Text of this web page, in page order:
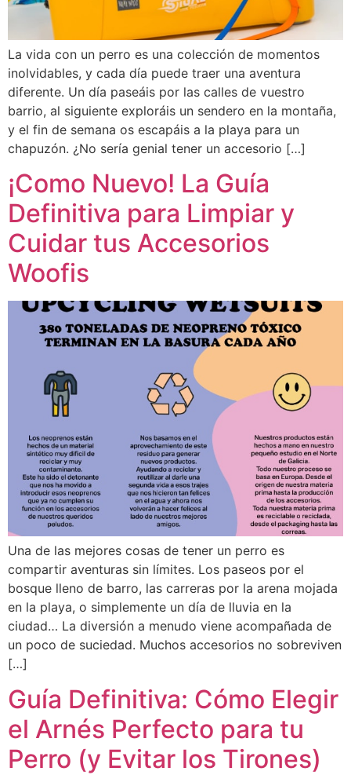
La vida con un perro es una colección de momentos
inolvidables, y cada día puede traer una aventura
diferente. Un día paseáis por las calles de vuestro
barrio, al siguiente exploráis un sendero en la montaña,
y el fin de semana os escapáis a la playa para un
chapuzón. ¿No sería genial tener un accesorio […]
¡Como Nuevo! La Guía
Definitiva para Limpiar y
Cuidar tus Accesorios
Woofis
Una de las mejores cosas de tener un perro es
compartir aventuras sin límites. Los paseos por el
bosque lleno de barro, las carreras por la arena mojada
en la playa, o simplemente un día de lluvia en la
ciudad… La diversión a menudo viene acompañada de
un poco de suciedad. Muchos accesorios no sobreviven
[…]
Guía Definitiva: Cómo Elegir
el Arnés Perfecto para tu
Perro (y Evitar los Tirones)